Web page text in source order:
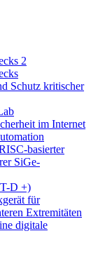
2
Schutz kritischer
im Internet
basierter
SiGe-
D +)
für
Extremitäten
digitale